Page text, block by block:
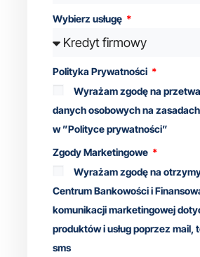
Wybierz usługę
Polityka Prywatności
Wyrażam zgodę na
danych osobowych na
w ”Polityce prywatności”
Zgody Marketingowe
Wyrażam zgodę na
Centrum Bankowości i
komunikacji marketingowej
produktów i usług poprzez mail,
sms